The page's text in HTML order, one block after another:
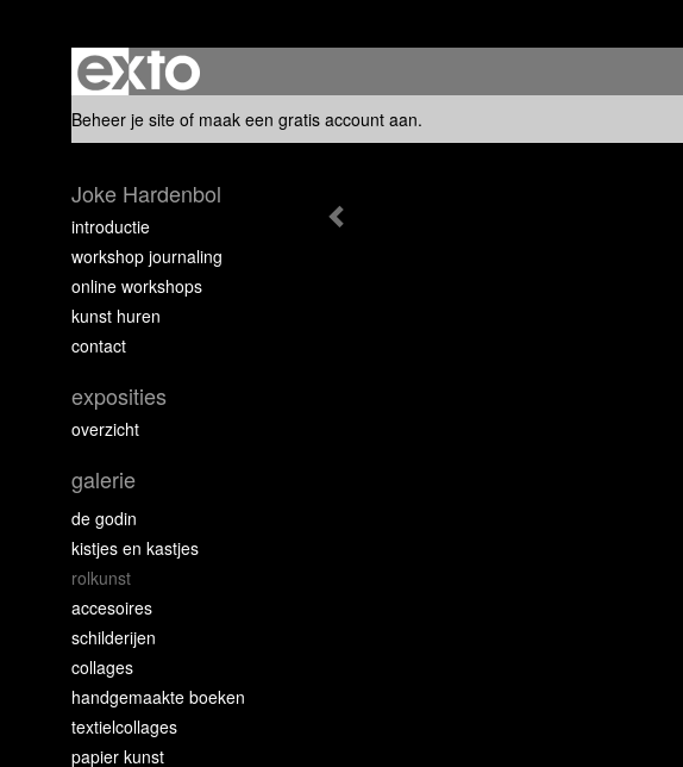
Beheer je site of maak een gratis account aan.
Joke Hardenbol
introductie
workshop journaling
online workshops
kunst huren
contact
exposities
overzicht
galerie
de godin
kistjes en kastjes
rolkunst
accesoires
schilderijen
collages
handgemaakte boeken
textielcollages
papier kunst